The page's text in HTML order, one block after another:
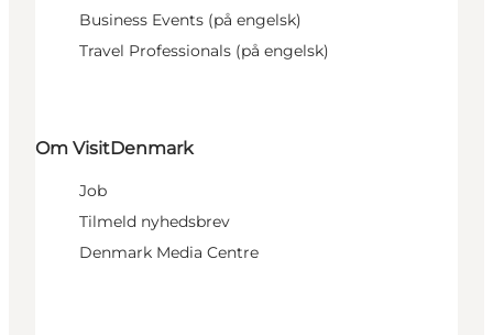
Business Events (på engelsk)
Travel Professionals (på engelsk)
Om VisitDenmark
Job
Tilmeld nyhedsbrev
Denmark Media Centre